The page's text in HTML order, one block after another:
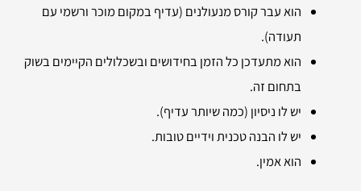
הוא עבר קורס מנעולנים (עדיף במקום מוכר ורשמי עם
תעודה).
הוא מתעדכן כל הזמן בחידושים ובשכלולים הקיימים בשוק
בתחום זה.
יש לו ניסיון (כמה שיותר עדיף).
יש לו הבנה טכנית וידיים טובות.
הוא אמין.